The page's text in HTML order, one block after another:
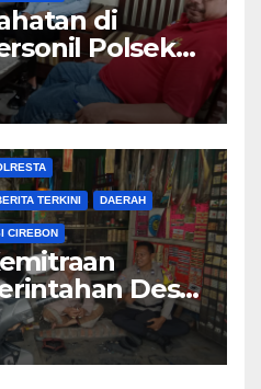
di
Polsek
Cirebon
TERKINI DAERAH
CIREBON
Desa,
Desa